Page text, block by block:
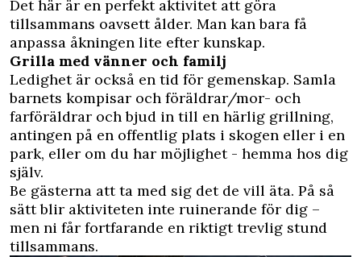
Det här är en perfekt aktivitet att göra
tillsammans oavsett ålder. Man kan bara få
anpassa åkningen lite efter kunskap.
Grilla med vänner och familj
Ledighet är också en tid för gemenskap. Samla
barnets kompisar och föräldrar/mor- och
farföräldrar och bjud in till en härlig grillning,
antingen på en offentlig plats i skogen eller i en
park, eller om du har möjlighet - hemma hos dig
själv.
Be gästerna att ta med sig det de vill äta. På så
sätt blir aktiviteten inte ruinerande för dig –
men ni får fortfarande en riktigt trevlig stund
tillsammans.